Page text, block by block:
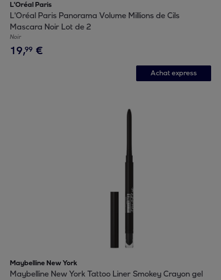
L'Oréal Paris
L'Oréal Paris Panorama Volume Millions de Cils
Mascara Noir Lot de 2
Noir
19,99 €
Achat express
Maybelline New York
Maybelline New York Tattoo Liner Smokey Crayon gel